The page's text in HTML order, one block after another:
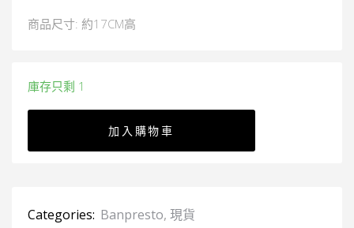
商品尺寸: 約17CM高
庫存只剩 1
加入購物車
Categories: Banpresto, 現貨